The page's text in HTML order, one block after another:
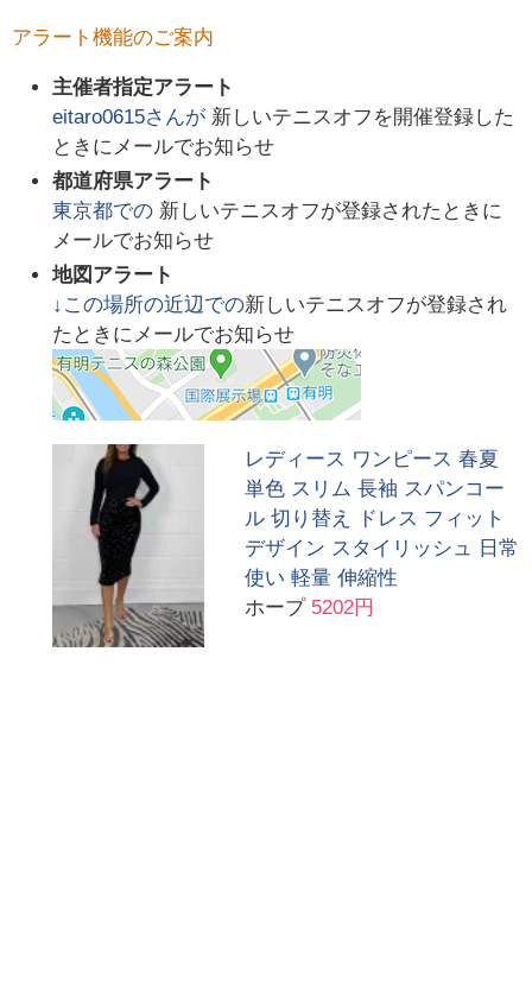
アラート機能のご案内
主催者指定アラート
eitaro0615さんが 新しいテニスオフを開催登録した
ときにメールでお知らせ
都道府県アラート
東京都での 新しいテニスオフが登録されたときに
メールでお知らせ
地図アラート
↓この場所の近辺での新しいテニスオフが登録され
たときにメールでお知らせ
レディース ワンピース 春夏
単色 スリム 長袖 スパンコー
ル 切り替え ドレス フィット
デザイン スタイリッシュ 日常
使い 軽量 伸縮性
ホープ 5202円